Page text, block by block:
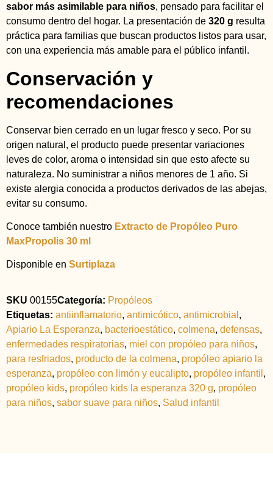
sabor más asimilable para niños, pensado para facilitar el
consumo dentro del hogar. La presentación de 320 g resulta
práctica para familias que buscan productos listos para usar,
con una experiencia más amable para el público infantil.
Conservación y
recomendaciones
Conservar bien cerrado en un lugar fresco y seco. Por su
origen natural, el producto puede presentar variaciones
leves de color, aroma o intensidad sin que esto afecte su
naturaleza. No suministrar a niños menores de 1 año. Si
existe alergia conocida a productos derivados de las abejas,
evitar su consumo.
Conoce también nuestro Extracto de Propóleo Puro
MaxPropolis 30 ml
Disponible en Surtiplaza
SKU 00155Categoría: Propóleos
Etiquetas: antiinflamatorio, antimicótico, antimicrobial ,
Apiario La Esperanza, bacterioestático, colmena, defensas,
enfermedades respiratorias, miel con propóleo para niños,
para resfriados, producto de la colmena, propóleo apiario la
esperanza, propóleo con limón y eucalipto, propóleo infantil ,
propóleo kids, propóleo kids la esperanza 320 g, propóleo
para niños, sabor suave para niños, Salud infantil